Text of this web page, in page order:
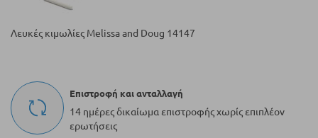
Λευκές κιμωλίες Melissa and Doug 14147
Επιστροφή και ανταλλαγή
14 ημέρες δικαίωμα επιστροφής χωρίς επιπλέον
ερωτήσεις